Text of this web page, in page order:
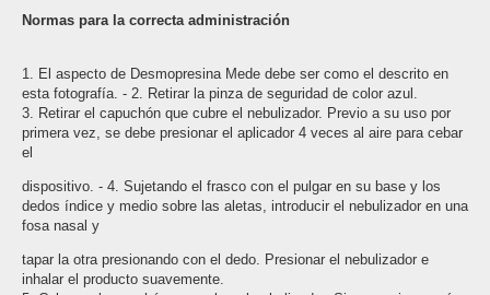
Normas para la correcta administración
1. El aspecto de Desmopresina Mede debe ser como el descrito en
esta fotografía. - 2. Retirar la pinza de seguridad de color azul.
3. Retirar el capuchón que cubre el nebulizador. Previo a su uso por
primera vez, se debe presionar el aplicador 4 veces al aire para cebar
el
dispositivo. - 4. Sujetando el frasco con el pulgar en su base y los
dedos índice y medio sobre las aletas, introducir el nebulizador en una
fosa nasal y
tapar la otra presionando con el dedo. Presionar el nebulizador e
inhalar el producto suavemente.